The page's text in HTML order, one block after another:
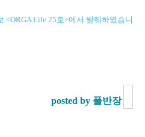
<ORGA Life 25호>에서 발췌하였습니
posted by 풀반장